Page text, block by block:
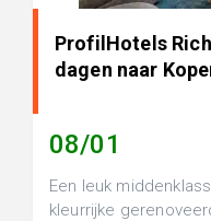
ProfilHotels
dagen naar
08/01
Een leuk
kleurrijke